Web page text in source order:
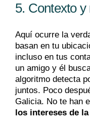
5. Contexto
Aquí ocurre la
basan en tu
incluso en tus
un amigo y él
algoritmo detecta
juntos. Poco
Galicia. No te han
los intereses de